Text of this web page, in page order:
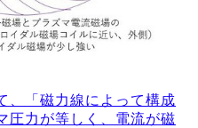
、「磁力線によって構成
圧力が等しく、電流が磁